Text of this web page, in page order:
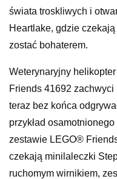
świata troskliwych i
Heartlake, gdzie
zostać bohaterem.
Weterynaryjny
Friends 41692 zachwyci
teraz bez końca
przykład
zestawie LEGO®
czekają minilaleczki
ruchomym wirnikiem,